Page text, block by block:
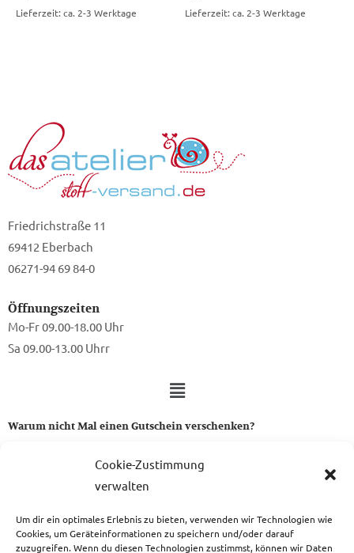
Cookie-Zustimmung
verwalten
Um dir ein optimales Erlebnis zu bieten, verwenden wir Technologien wie
Cookies, um Geräteinformationen zu speichern und/oder darauf
zuzugreifen. Wenn du diesen Technologien zustimmst, können wir Daten
Lieferzeit: ca. 2-3 Werktage
Lieferzeit: ca. 2-3 Werktage
Friedrichstraße 11
69412 Eberbach
06271-94 69 84-0
Öffnungszeiten
Mo-Fr 09.00-18.00 Uhr
Sa 09.00-13.00 Uhrr
Warum nicht Mal einen Gutschein verschenken?
Ein Gutschein von uns ist das perfekte Geschenk für alle Stoff-
zum Gutschein